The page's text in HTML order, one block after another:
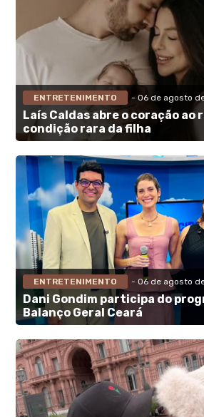
ENTRETENIMENTO - 06 de agosto
Laís Caldas abre o coração ao
condição rara da filha
ENTRETENIMENTO - 06 de agosto
Dani Gondim participa do
Balanço Geral Ceará